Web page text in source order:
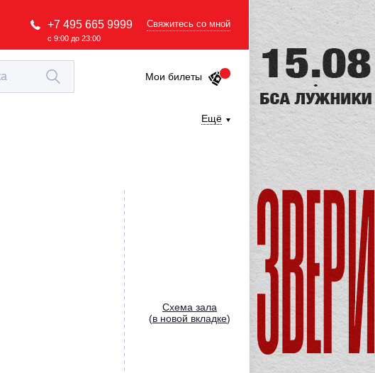
+7 495 665 9999
с 9:00 до 23:00
Свяжитесь со мной
Мои билеты
Ещё
Cхема зала
(в новой вкладке)